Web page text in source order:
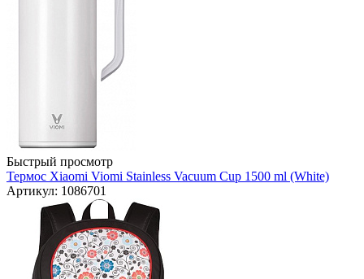
Быстрый просмотр
Термос Xiaomi Viomi Stainless Vacuum Cup 1500 ml (White)
Артикул: 1086701